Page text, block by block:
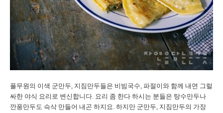
풀무원의 이색 군만두, 지짐만두들은 비빔국수, 파절이와 함께 내면 그럴
싸한 야식 요리로 변신합니다. 요리 좀 한다 하시는 분들은 탕수만두나
깐풍만두도 슥삭 만들어 내곤 하지요. 하지만 군만두, 지짐만두의 가장